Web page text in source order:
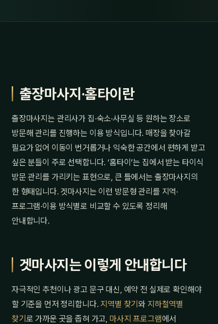
출장마사지·홈타이란
출장마사지는 관리사가 집·숙소·사무실 등 원하는 장소로
방문해 관리를 진행하는 이용 방식입니다. 매장을 찾아갈
필요가 없어 이동이 번거롭거나 익숙한 공간에서 편하게 받고
싶은 분들이 주로 선택합니다. ‘홈타이’는 집에서 받는 타이식
방문 관리를 가리키는 표현으로, 큰 틀에서는 출장마사지의
한 형태입니다. 겟마사지는 이런 방문형 관리를 지역·
프로그램·이용 방식별로 비교할 수 있도록 정리해
안내합니다.
겟마사지는 이렇게 안내합니다
자극적인 추천이나 광고 문구 대신, 예약 전 실제로 확인해야
할 기준을 먼저 정리합니다. 지역별 찾기와 지하철역별
찾기 로 가까운 곳을 좁혀 가고, 마사지 프로그램에서